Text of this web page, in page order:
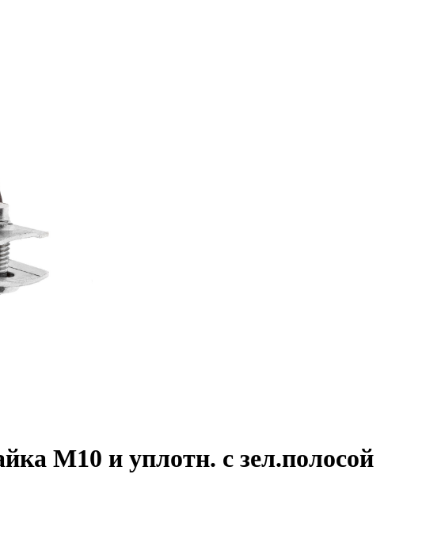
М10 и уплотн. с зел.полосой